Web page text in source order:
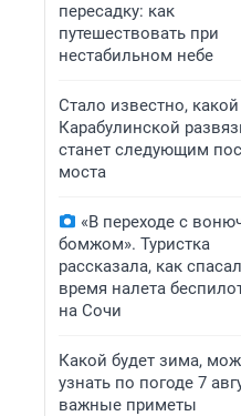
пересадку: как
путешествовать при
нестабильном небе
Стало известно, какой
Карабулинской
станет следующим
моста
«В переходе с
бомжом». Туристка
рассказала, как
время налета
на Сочи
Какой будет зима,
узнать по погоде 7
важные приметы